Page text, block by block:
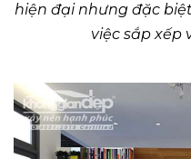
hiện đại nhưng đặc
việc sắp xếp